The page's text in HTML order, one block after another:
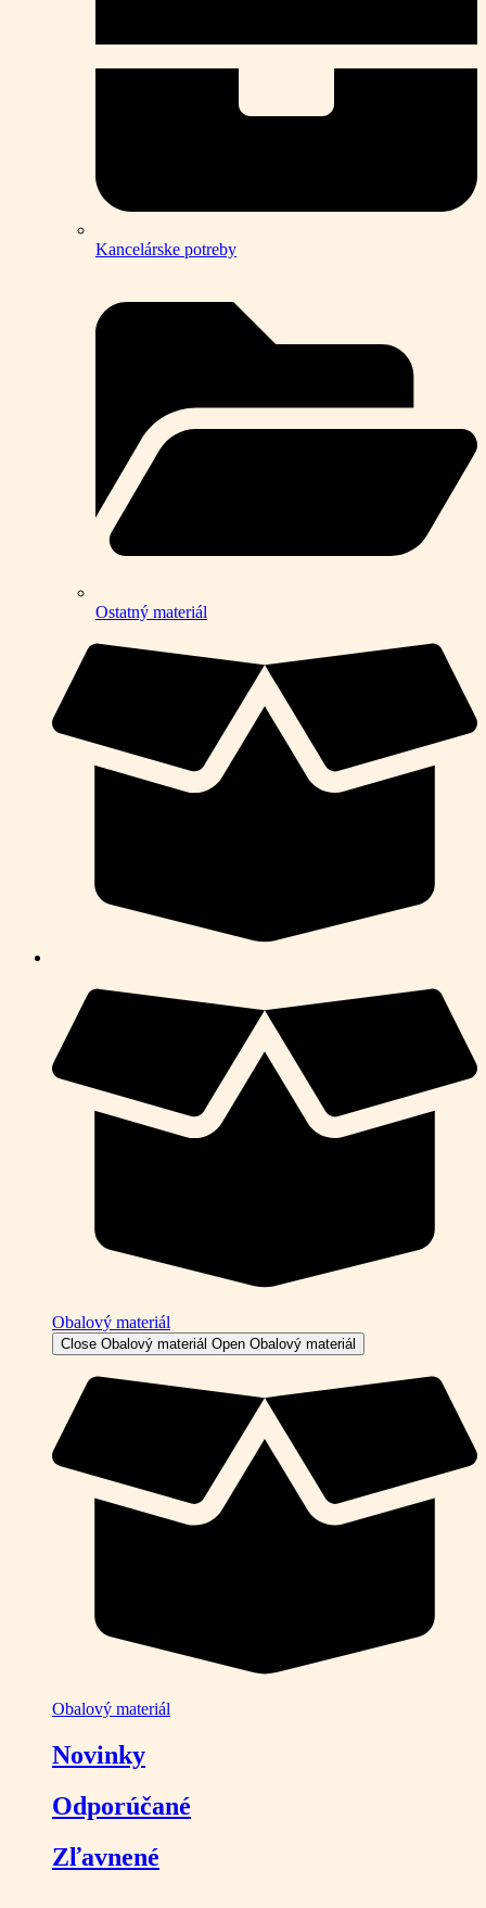
Kancelárske potreby
Ostatný materiál
Obalový materiál
Close Obalový materiál Open Obalový materiál
Obalový materiál
Novinky
Odporúčané
Zľavnené